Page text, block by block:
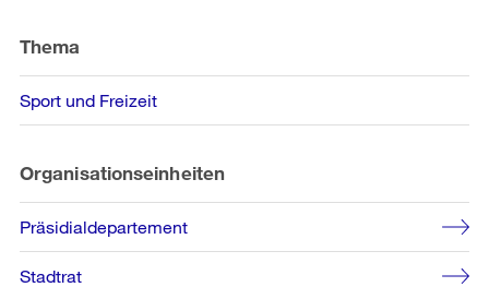
Informationen
Thema
Sport und Freizeit
Organisationseinheiten
Präsidialdepartement
Stadtrat